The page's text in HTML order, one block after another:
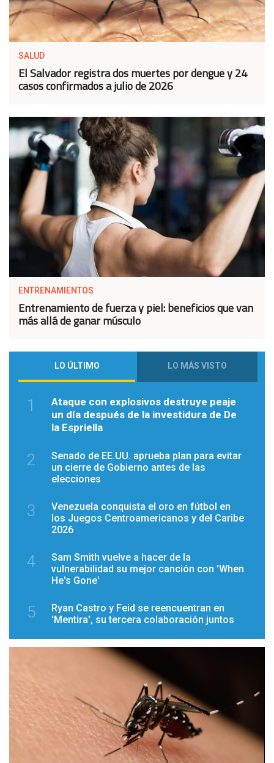
SALUD
El Salvador registra dos muertes por dengue y 24
casos confirmados a julio de 2026
ENTRENAMIENTOS
Entrenamiento de fuerza y piel: beneficios que van
más allá de ganar músculo
LO ÚLTIMO LO MÁS VISTO
1
Ataque con explosivos destruye peaje
un día después de la investidura de De
la Espriella
2
Senado de EE.UU. aprueba plan para evitar
un cierre de Gobierno antes de las
elecciones
3
Venezuela conquista el oro en fútbol en
los Juegos Centroamericanos y del Caribe
2026
4
Sam Smith vuelve a hacer de la
vulnerabilidad su mejor canción con 'When
He's Gone'
5
Ryan Castro y Feid se reencuentran en
'Mentira', su tercera colaboración juntos